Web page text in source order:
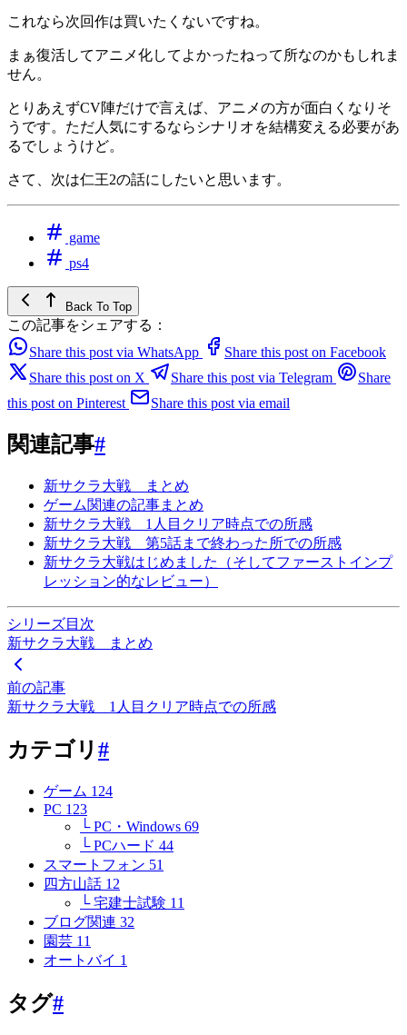
これなら次回作は買いたくないですね。
まぁ復活してアニメ化してよかったねって所なのかもしれま
せん。
とりあえずCV陣だけで言えば、アニメの方が面白くなりそ
うです。ただ人気にするならシナリオを結構変える必要があ
るでしょうけど。
さて、次は仁王2の話にしたいと思います。
game
ps4
Back To Top
この記事をシェアする：
Share this post via WhatsApp
Share this post on Facebook
Share this post on X
Share this post via Telegram
Share
this post on Pinterest
Share this post via email
関連記事#
新サクラ大戦 まとめ
ゲーム関連の記事まとめ
新サクラ大戦 1人目クリア時点での所感
新サクラ大戦 第5話まで終わった所での所感
新サクラ大戦はじめました（そしてファーストインプ
レッション的なレビュー）
シリーズ目次
新サクラ大戦 まとめ
前の記事
新サクラ大戦 1人目クリア時点での所感
カテゴリ #
ゲーム 124
PC 123
└ PC・Windows 69
└ PCハード 44
スマートフォン 51
四方山話 12
└ 宅建士試験 11
ブログ関連 32
園芸 11
オートバイ 1
タグ#